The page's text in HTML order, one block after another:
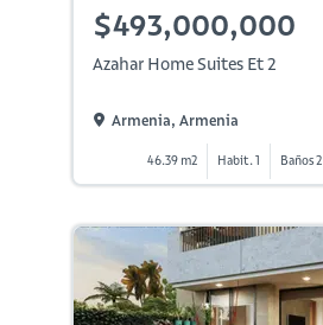
$493,000,000
Azahar Home Suites Et 2
Armenia, Armenia
46.39 m2 Habit. 1 Baños 2